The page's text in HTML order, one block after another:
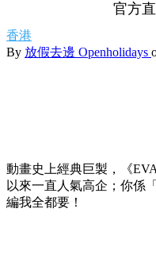
官方
香港
By 放假去邊 Openholidays
動畫史上經典巨製，《
以來一直人氣高企；你係
編我全都要！